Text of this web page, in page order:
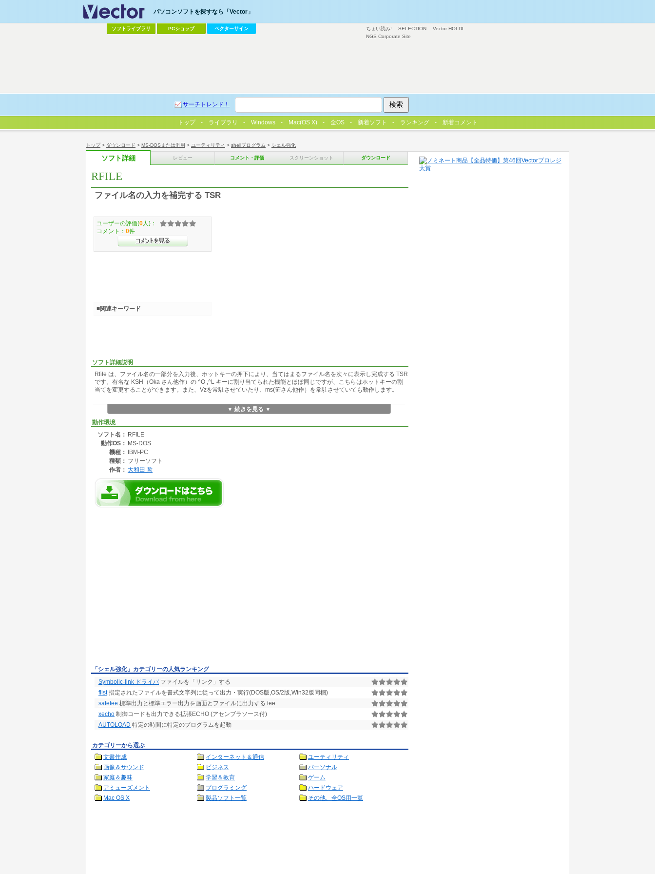
トップ> ダウンロード > MS-DOSまたは汎用 > ユーティリティ > shellプログラム > シェル強化
ソフト詳細 レビュー コメント・評価 スクリーンショット ダウンロード
RFILE
ファイル名の入力を補完する TSR
ソフト詳細説明
Rfile は、ファイル名の一部分を入力後、ホットキーの押下により、当てはまるファイル名を次々に表示し完成する TSR
です。有名な KSH（Oka さん他作）の ^O ,^L キーに割り当てられた機能とほぼ同じですが、こちらはホットキーの割
当てを変更することができます。また、Vzを常駐させていたり、ms(笹さん他作）を常駐させていても動作します。
▼ 続きを見る ▼
動作環境
ソフト名： RFILE
動作OS： MS-DOS
機種：
IBM-PC
種類： フリーソフト
作者： 大和田 哲
ユーザーの評価(0 人)：
コメント： 0件
■関連キーワード
「シェル強化」カテゴリーの人気ランキング
Symbolic-link ドライバファイルを「リンク」する
flist指定されたファイルを書式文字列に従って出力・実行(DOS版,OS/2版,Win32版同梱)
safetee 標準出力と標準エラー出力を画面とファイルに出力する tee
xecho 制御コードも出力できる拡張ECHO (アセンブラソース付)
AUTOLOAD 特定の時間に特定のプログラムを起動
カテゴリーから選ぶ
文書作成
インターネット＆通信
ユーティリティ
画像＆サウンド
ビジネス
パーソナル
家庭＆趣味
学習＆教育
ゲーム
アミューズメント
プログラミング
ハードウェア
Mac OS X
製品ソフト一覧 その他、全OS用一覧
ちょい読み! SELECTION
Vector HOLDI
NGS Corporate Site
パソコンソフトを探すなら「Vector」
ソフトライブラリ PCショップ ベクターサイン
サーチトレンド！
トップ ライブラリ Windows Mac(OS X) 全OS 新着ソフト ランキング 新着コメント